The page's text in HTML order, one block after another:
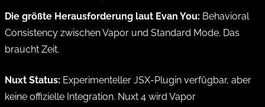
Die größte Herausforderung laut Evan You: Behavioral
Consistency zwischen Vapor und Standard Mode. Das
braucht Zeit.
Nuxt Status: Experimenteller JSX-Plugin verfügbar, aber
keine offizielle Integration. Nuxt 4 wird Vapor